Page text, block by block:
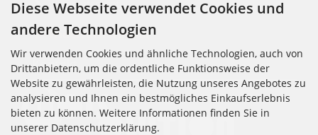
Widerrufsrecht
Widerrufsformular
Kontakt
Diese Webseite verwendet Cookies und
andere Technologien
Wir verwenden Cookies und ähnliche Technologien, auch von
Drittanbietern, um die ordentliche Funktionsweise der
Website zu gewährleisten, die Nutzung unseres Angebotes zu
analysieren und Ihnen ein bestmögliches Einkaufserlebnis
bieten zu können. Weitere Informationen finden Sie in
unserer Datenschutzerklärung.